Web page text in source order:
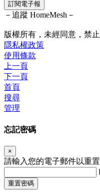
訂閱電子報
－追蹤 HomeMesh－
版權所有，未經同意，禁
隱私權政策
使用條款
上一頁
下一頁
首頁
搜尋
管理
忘記密碼
×
請輸入您的電子郵件以重
重置密碼